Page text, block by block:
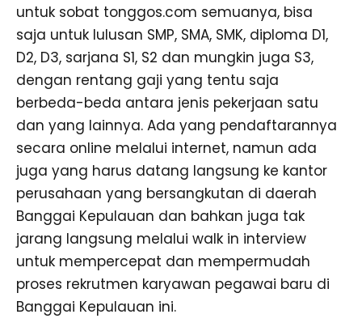
untuk sobat tonggos.com semuanya, bisa
saja untuk lulusan SMP, SMA, SMK, diploma D1,
D2, D3, sarjana S1, S2 dan mungkin juga S3,
dengan rentang gaji yang tentu saja
berbeda-beda antara jenis pekerjaan satu
dan yang lainnya. Ada yang pendaftarannya
secara online melalui internet, namun ada
juga yang harus datang langsung ke kantor
perusahaan yang bersangkutan di daerah
Banggai Kepulauan dan bahkan juga tak
jarang langsung melalui walk in interview
untuk mempercepat dan mempermudah
proses rekrutmen karyawan pegawai baru di
Banggai Kepulauan ini.